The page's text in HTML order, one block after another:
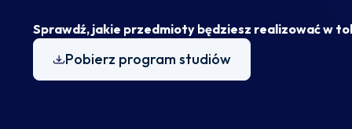
Sprawdź, jakie przedmioty będziesz realizować w
Pobierz program studiów